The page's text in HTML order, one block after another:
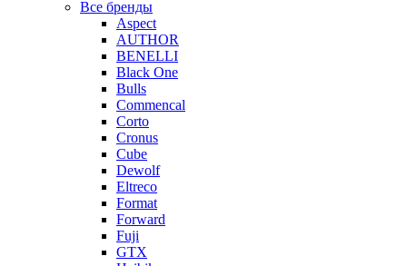
Все бренды
Aspect
AUTHOR
BENELLI
Black One
Bulls
Commencal
Corto
Cronus
Cube
Dewolf
Eltreco
Format
Forward
Fuji
GTX